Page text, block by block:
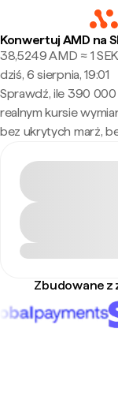
Konwertuj AMD na
38,5249 AMD ≈ 1
dziś, 6 sierpnia, 19:01
Sprawdź, ile 390
realnym kursie
bez ukrytych marż,
Zbudowane z